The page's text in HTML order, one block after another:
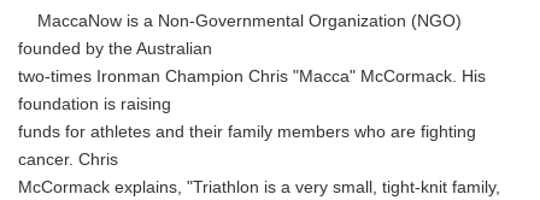
MaccaNow is a Non-Governmental Organization (NGO)
founded by the Australian
two-times Ironman Champion Chris "Macca" McCormack. His
foundation is raising
funds for athletes and their family members who are fighting
cancer. Chris
McCormack explains, "Triathlon is a very small, tight-knit family,